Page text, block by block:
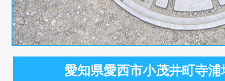
愛知県愛西市小茂井町寺